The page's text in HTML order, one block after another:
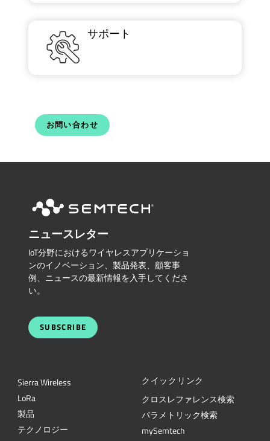
サポート
お問い合わせ
ニュースレター
IoT分野におけるワイヤレスアプリケーショ
ンのイノベーション、製品発表、顧客事
例、ニュースの最新情報を入手してくださ
い。
SUBSCRIBE
Sierra Wireless
LoRa
製品
テクノロジー
クイックリンク
クロスレファレンス検索
パラメトリック検索
mySemtech